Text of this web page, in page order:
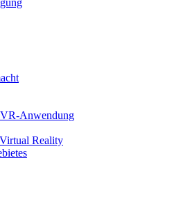
VR-Anwendung
Reality